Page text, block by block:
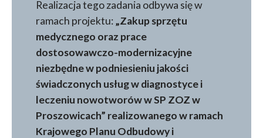
Realizacja tego zadania odbywa się w
ramach projektu:„Zakup sprzętu
medycznego oraz prace
dostosowawczo-modernizacyjne
niezbędne w podniesieniu jakości
świadczonych usług w diagnostyce i
leczeniu nowotworów w SP ZOZ w
Proszowicach” realizowanego w ramach
Krajowego Planu Odbudowy i